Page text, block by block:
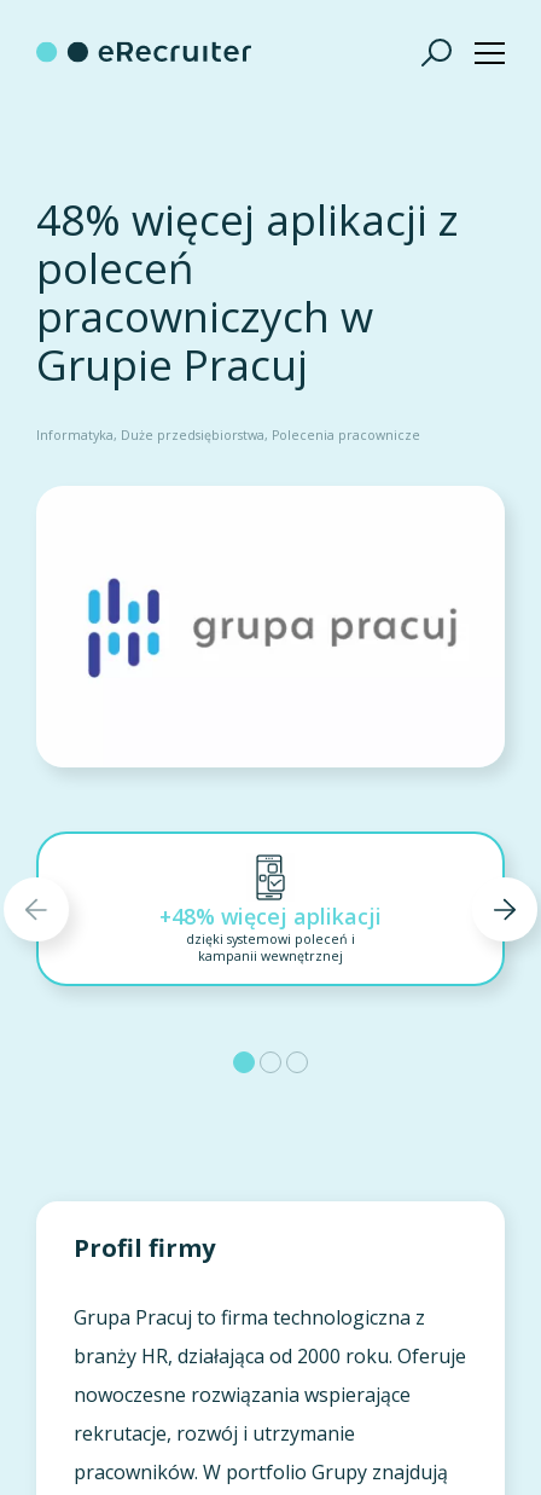
48% więcej aplikacji z
poleceń
pracowniczych w
Grupie Pracuj
Informatyka Duże przedsiębiorstwa Polecenia pracownicze
+48% więcej aplikacji
dzięki systemowi poleceń i
kampanii wewnętrznej
Profil firmy
Grupa Pracuj to firma technologiczna z
branży HR, działająca od 2000 roku. Oferuje
nowoczesne rozwiązania wspierające
rekrutacje, rozwój i utrzymanie
pracowników. W portfolio Grupy znajdują